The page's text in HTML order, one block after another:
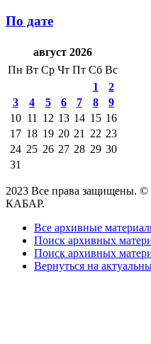
По дате
август 2026
Пн Вт Ср Чт Пт Сб Вс
1
2
3
4 5 6 7 8
9
10 11 12 13 14 15 16
17 18 19 20 21 22 23
24 25 26 27 28 29 30
31
2023 Все права защищены.
КАБАР.
Все архивные
Поиск архивных
Поиск архивных
Вернуться на